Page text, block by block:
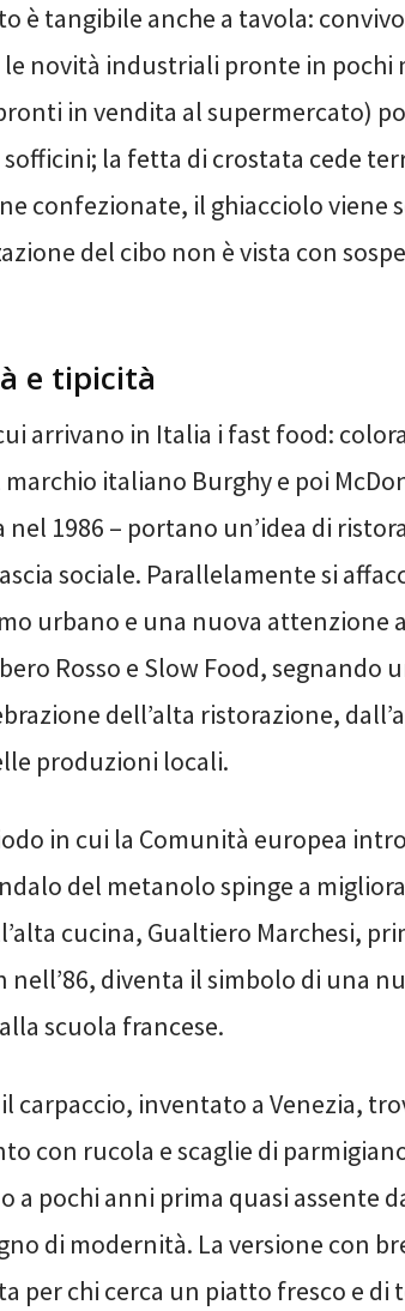
è tangibile anche a tavola:
novità industriali pronte in pochi
in vendita al supermercato)
la fetta di crostata cede
confezionate, il ghiacciolo viene
del cibo non è vista con
e tipicità
arrivano in Italia i fast food:
italiano Burghy e poi
nel 1986 – portano un’idea di
sociale. Parallelamente si
urbano e una nuova attenzione
Rosso e Slow Food, segnando
dell’alta ristorazione,
produzioni locali.
in cui la Comunità europea
del metanolo spinge a
cucina, Gualtiero Marchesi,
nell’86, diventa il simbolo di una
scuola francese.
il carpaccio, inventato a Venezia,
con rucola e scaglie di
a pochi anni prima quasi assente
di modernità. La versione con
per chi cerca un piatto fresco e di